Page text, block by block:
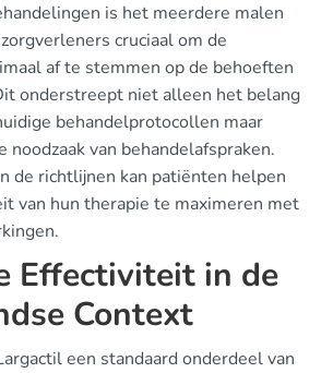
is het meerdere malen
cruciaal om de
af te stemmen op de behoeften
onderstreept niet alleen het belang
behandelprotocollen maar
noodzaak van behandelafspraken.
de richtlijnen kan patiënten helpen
van hun therapie te maximeren met
Effectiviteit in de
Context
een standaard onderdeel van